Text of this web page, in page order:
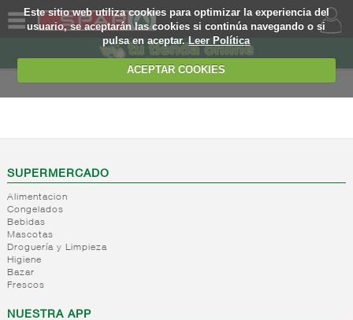
Este sitio web utiliza cookies para optimizar la experiencia del
usuario, se aceptarán las cookies si continúa navegando o si
pulsa en aceptar.Leer Política
ACEPTAR COOKIES
SOMOS
WEB
EJEMPLO
rebozadas
Harina
de trigo
Harina
de trigo
integral
Harina
especiales
Postres,
dulces y
pasteleria
Preparacion
postres
y tartas
Gelatinas
Panificados
Pan de
Panificados
SUPERMERCADO
Alimentacion
Congelados
Bebidas
Mascotas
Droguería y Limpieza
Higiene
Bazar
Frescos
NUESTRA APP